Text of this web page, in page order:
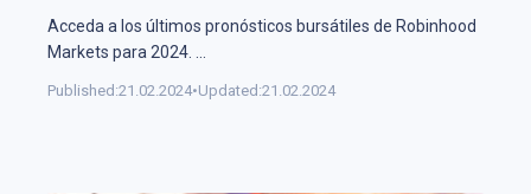
Acceda a los últimos pronósticos bursátiles de Robinhood
Markets para 2024.
Published:21.02.2024•Updated:21.02.2024